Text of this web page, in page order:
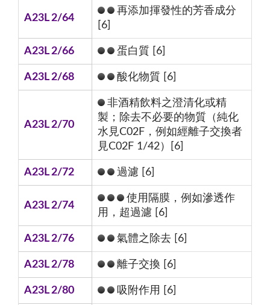
A23L 2/64
再添加揮發性的芳香成分
[6]
A23L 2/66 蛋白質 [6]
A23L 2/68 酸化物質 [6]
A23L 2/70
非酒精飲料之澄清化或精
製；除去不必要的物質（純化
水見C02F，例如經離子交換者
見C02F 1/42）[6]
A23L 2/72 過濾 [6]
A23L 2/74
使用隔膜，例如滲透作
用，超過濾 [6]
A23L 2/76 氣體之除去 [6]
A23L 2/78 離子交換 [6]
A23L 2/80 吸附作用 [6]